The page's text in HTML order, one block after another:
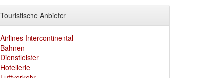
Touristische Anbieter
Airlines Intercontinental
Bahnen
Dienstleister
Hotellerie